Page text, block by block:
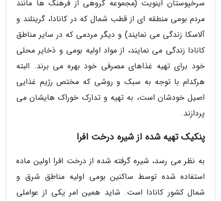
سرخپوستان اینویت (مجموعه گروهی از فرهنگ ها مانند
مردم بومی منطقه ای از قطب شمال که در کانادا، گرینلند و
آلاسکا زندگی می نمایند) و دیگر مردمی که در سایر مناطق
کانادا زندگی می نمایند، از مواد اولیه بومی و ذخایر محلی
خود برای تهیه غذاهای مصرفی خود بهره می برند. البته
هرکدام با توجه به سبک و روشی که مختص رژیم غذایی
اصیل خودشان است، به تهیه و تدارک خوراک هایشان می
پردازند.
پنکیک تهیه شده از شیره درخت افرا
به نظر می رسد، شیره گرفته شده از درخت افرا اولین ماده
استفاده شده توسط ساکنین بومی اولیه مناطق شرق و
شمال کشور کانادا است. شاید همین امر یکی از عواملی